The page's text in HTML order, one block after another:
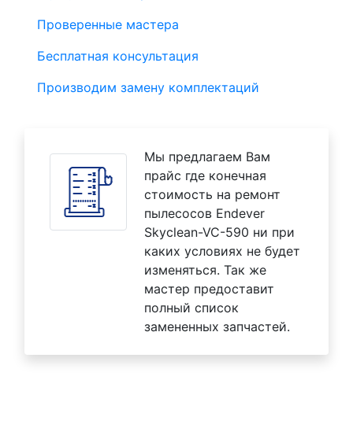
Проверенные мастера
Бесплатная консультация
Производим замену комплектаций
Мы предлагаем Вам
прайс где конечная
стоимость на ремонт
пылесосов Endever
Skyclean-VC-590 ни при
каких условиях не будет
изменяться. Так же
мастер предоставит
полный список
замененных запчастей.